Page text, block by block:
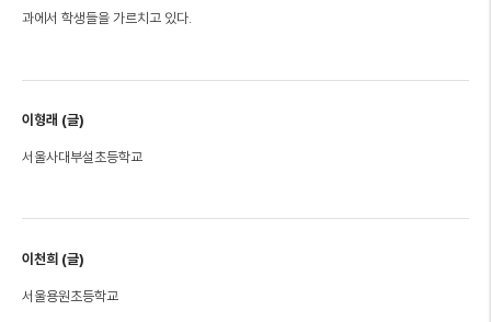
과에서 학생들을 가르치고 있다.
이형래 (글)
서울사대부설초등학교
이천희 (글)
서울용원초등학교